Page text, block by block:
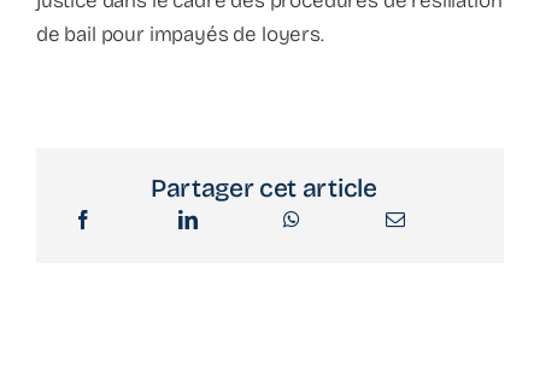
de bail pour impayés de loyers.
Partager cet article